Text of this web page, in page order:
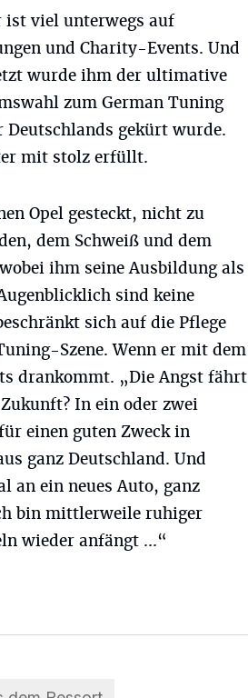
ist viel unterwegs auf
und Charity-Events. Und
wurde ihm der ultimative
zum German Tuning
gekürt wurde.
mit stolz erfüllt.
Opel gesteckt, nicht zu
dem Schweiß und dem
ihm seine Ausbildung als
sind keine
sich auf die Pflege
Szene. Wenn er mit dem
drankommt. „Die Angst fährt
In ein oder zwei
einen guten Zweck in
ganz Deutschland. Und
an ein neues Auto, ganz
bin mittlerweile ruhiger
wieder anfängt ...“